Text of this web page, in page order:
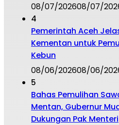
08/07/202608/07/
4
Pemerintah Aceh
Kementan untuk
Kebun
08/06/202608/06/
5
Bahas Pemulihan
Mentan, Gubernur
Dukungan Pak Menteri